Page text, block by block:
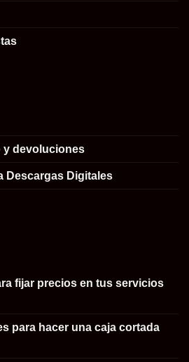
y devoluciones
Descargas Digitales
fijar precios en tus servicios
para hacer una caja cortada